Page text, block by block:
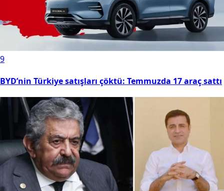
9
BYD’nin Türkiye satışları çöktü: Temmuzda 17 araç sattı